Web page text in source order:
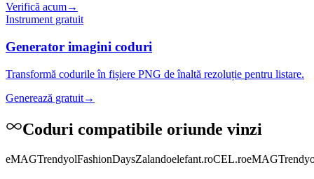
Verifică acum→
Instrument gratuit
Generator imagini coduri
Transformă codurile în fișiere PNG de înaltă rezoluție pentru listare.
Generează gratuit→
Coduri compatibile oriunde vinzi
eMAGTrendyolFashionDaysZalandoelefant.roCEL.roeMAG